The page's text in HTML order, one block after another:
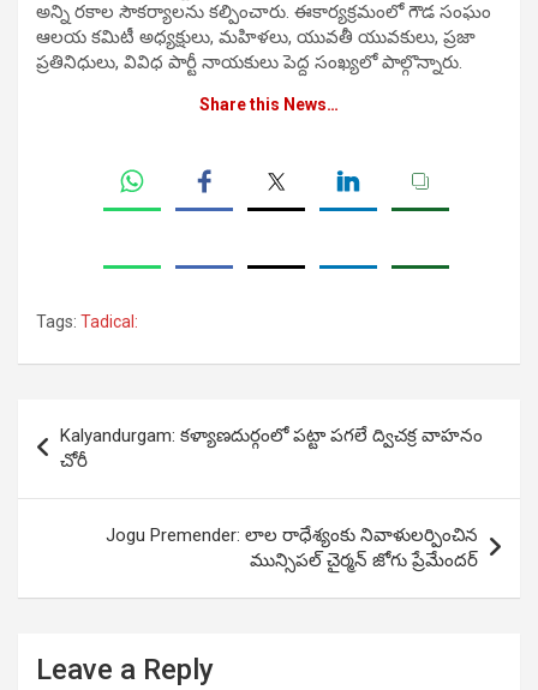
అన్ని రకాల సౌకర్యాలను కల్పించారు. ఈకార్యక్రమంలో గౌడ సంఘం
ఆలయ కమిటీ అధ్యక్షులు, మహిళలు, యువతీ యువకులు, ప్రజా
ప్రతినిధులు, వివిధ పార్టీ నాయకులు పెద్ద సంఖ్యలో పాల్గొన్నారు.
Share this News…
Tags: Tadical:
navigation
Kalyandurgam: కళ్యాణదుర్గంలో పట్టా పగలే ద్విచక్ర వాహనం
చోరీ
Jogu Premender: లాల రాధేశ్యంకు నివాళుల‌ర్పించిన
మున్సిపల్ చైర్మన్ జోగు ప్రేమేందర్
Leave a Reply